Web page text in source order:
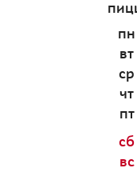
пн
вт
ср
чт
пт
сб
вс